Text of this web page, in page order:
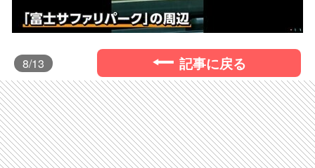
8/13 記事に戻る